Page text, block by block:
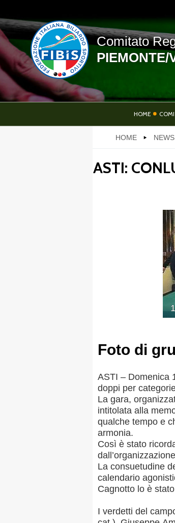
LINK UTILI
Settore
Scuola Fibis
Centro Studi e
Regolamenti
Comitato
PIEMONTE/
HOME
HOME NEWS
ASTI:
Foto di
ASTI – Domenica
doppi per
La gara,
intitolata alla
qualche tempo e
armonia.
Così è stato
La consuetudine
calendario
Cagnotto lo è
I verdetti del